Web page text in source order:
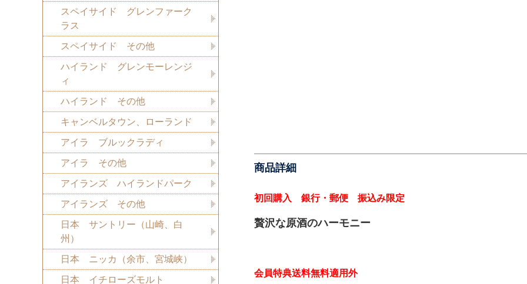
商品詳細
初回購入 銀行・郵便 振込み限定
贅沢な原酒のハーモニー
会員特典送料無料適用外
スペイサイド グレンファーク
ラス
スペイサイド その他
ハイランド グレンモーレンジ
ィ
ハイランド その他
キャンベルタウン、ローランド
アイラ ブルックラディ
アイラ その他
アイランズ ハイランドパーク
アイランズ その他
日本 サントリー（山崎、白
州）
日本 ニッカ（余市、宮城峡）
日本 イチローズモルト